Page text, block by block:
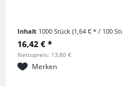
Inhalt 1000 Stück(1,64 € * / 100
16,42 € *
Nettopreis: 13,80 €
Merken